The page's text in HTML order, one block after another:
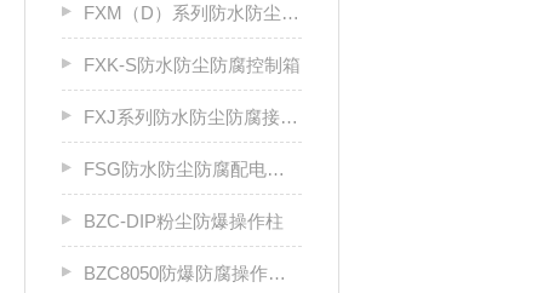
FXM（D）系列防水防尘防腐照明（动力）配电箱
FXK-S防水防尘防腐控制箱
FXJ系列防水防尘防腐接线箱
FSG防水防尘防腐配电柜厂家
BZC-DIP粉尘防爆操作柱
BZC8050防爆防腐操作柱（ⅡC级）